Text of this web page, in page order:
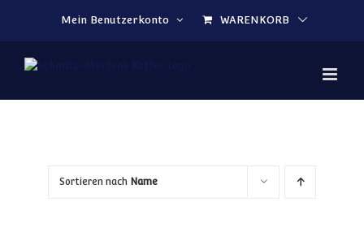
Mein Benutzerkonto
WARENKORB
Sortieren nach Name